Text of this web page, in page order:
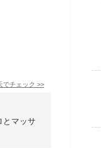
でチェック >>
とマッサ